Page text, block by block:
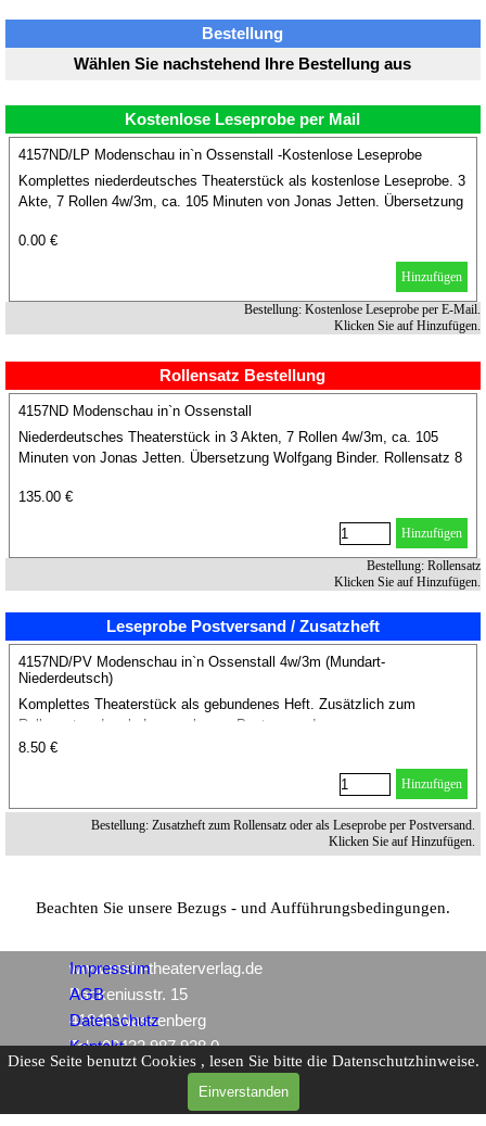
Bestellung
Wählen Sie nachstehend Ihre Bestellung aus
Kostenlose Leseprobe per Mail
4157ND/LP Modenschau in`n Ossenstall -Kostenlose Leseprobe
Komplettes niederdeutsches Theaterstück als kostenlose Leseprobe. 3
Akte, 7 Rollen 4w/3m, ca. 105 Minuten von Jonas Jetten. Übersetzung
0.00 €
Hinzufügen
Bestellung: Kostenlose Leseprobe per E-Mail.
Klicken Sie auf Hinzufügen.
Rollensatz Bestellung
4157ND Modenschau in`n Ossenstall
Niederdeutsches Theaterstück in 3 Akten, 7 Rollen 4w/3m, ca. 105
Minuten von Jonas Jetten. Übersetzung Wolfgang Binder. Rollensatz 8
135.00 €
Hinzufügen
Bestellung: Rollensatz
Klicken Sie auf Hinzufügen.
Leseprobe Postversand / Zusatzheft
4157ND/PV Modenschau in`n Ossenstall 4w/3m (Mundart-
Niederdeutsch)
Komplettes Theaterstück als gebundenes Heft. Zusätzlich zum
Rollensatz oder als Leseprobe per Postversand.
8.50 €
Hinzufügen
Bestellung: Zusatzheft zum Rollensatz oder als Leseprobe per Postversand.
Klicken Sie auf Hinzufügen.
Beachten Sie unsere Bezugs - und Aufführungsbedingungen.
www.mein-theaterverlag.de
Packeniusstr. 15
41849 Wassenberg
Tel.: 02432 987 928 0
Impressum
AGB
Datenschutz
Kontakt
Diese Seite benutzt Cookies , lesen Sie bitte die Datenschutzhinweise.
Einverstanden